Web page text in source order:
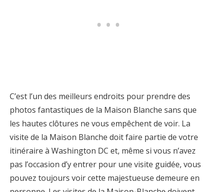
C’est l’un des meilleurs endroits pour prendre des
photos fantastiques de la Maison Blanche sans que
les hautes clôtures ne vous empêchent de voir. La
visite de la Maison Blanche doit faire partie de votre
itinéraire à Washington DC et, même si vous n’avez
pas l’occasion d’y entrer pour une visite guidée, vous
pouvez toujours voir cette majestueuse demeure en